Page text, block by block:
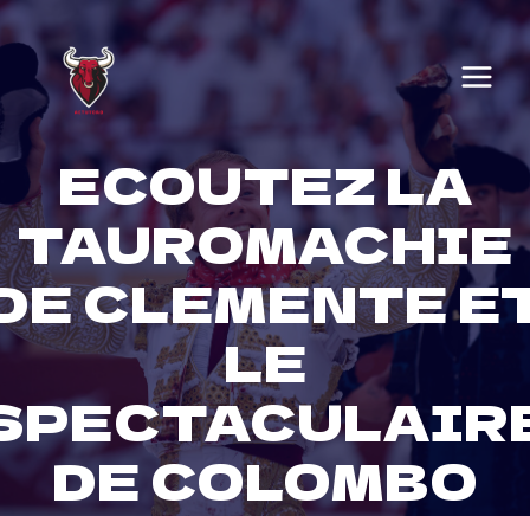
Skip
to
content
ECOUTEZ LA
TAUROMACHIE
CLEMENTE
LE
DE COLOMBO